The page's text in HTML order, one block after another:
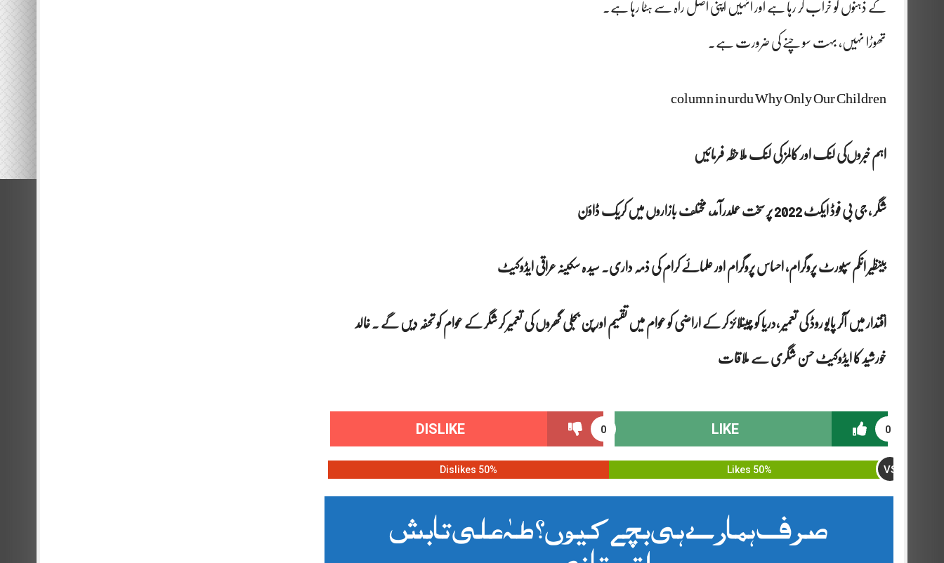
کے ذہنوں کو خراب کر رہا ہے اور انہیں اپنی اصل راہ سے ہٹا رہا ہے۔
تھوڑا نہیں، بہت سوچنے کی ضرورت ہے۔
column in urdu Why Only Our Children
اہم خبروں‌کی لنک اور کالمز کی لنک ملاحظہ فرمائیں
شگر ، جی بی فوڈ ایکٹ 2022 پر سخت عملدرآمد، مختلف بازاروں میں کریک ڈاؤن
بینظیر انکم سپورٹ پروگرام، احساس پروگرام اور علماۓ کرام کی ذمہ داری. سید ہ سکینہ عراقی ایڈوکیٹ
اقتدار میں آکر پایو روڈ کی تعمیر ،دریا کو چینلائز کر کے اراضی کو عوام میں تقسیم اور پن بجلی گھروں کی تعمیر کر شگر کے عوام کو تحفہ دیں گے ۔ خالد
خورشید کا ایڈوکیٹ حسن شگری سے ملاقات
0
LIKE
0
DISLIKE
50% Likes VS
50% Dislikes
صرف ہمارے ہی بچے کیوں؟ طہٰ علی تابش